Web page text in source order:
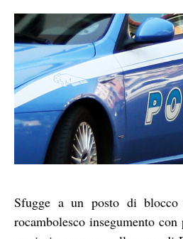
Sfugge a un posto di
rocambolesco insegumento